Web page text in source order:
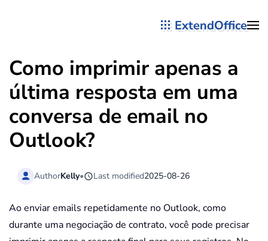
ExtendOffice
Como imprimir apenas a
última resposta em uma
conversa de email no
Outlook?
AuthorKelly• Last modified2025-08-26
Ao enviar emails repetidamente no Outlook, como
durante uma negociação de contrato, você pode precisar